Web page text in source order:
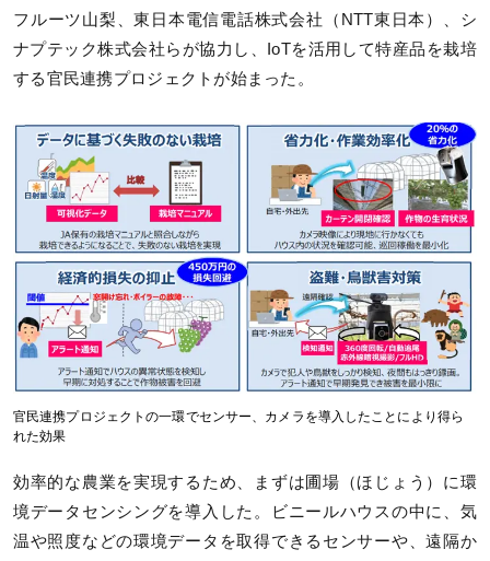
フルーツ⼭梨、東日本電信電話株式会社（NTT東日本）、シ
ナプテック株式会社らが協力し、IoTを活用して特産品を栽培
する官民連携プロジェクトが始まった。
官民連携プロジェクトの一環でセンサー、カメラを導入したことにより得ら
れた効果
効率的な農業を実現するため、まずは圃場（ほじょう）に環
境データセンシングを導入した。ビニールハウスの中に、気
温や照度などの環境データを取得できるセンサーや、遠隔か